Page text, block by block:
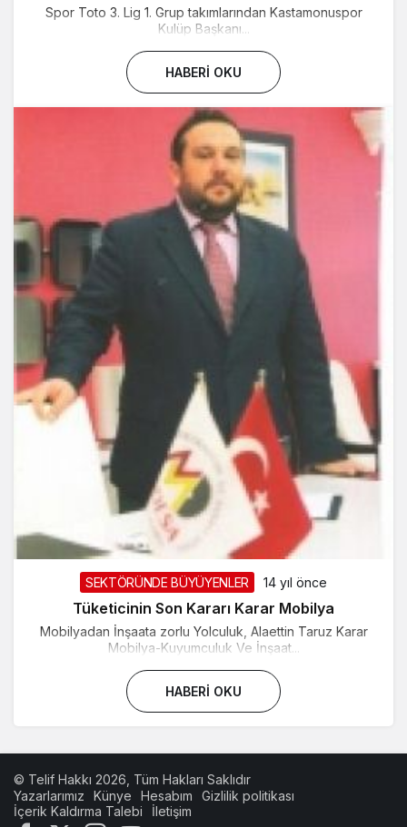
Spor Toto 3. Lig 1. Grup takımlarından Kastamonuspor
Kulüp Başkanı...
HABERI OKU
SEKTÖRÜNDE BÜYÜYENLER 14 yıl önce
Tüketicinin Son Kararı Karar Mobilya
Mobilyadan İnşaata zorlu Yolculuk, Alaettin Taruz Karar
Mobilya-Kuyumculuk Ve İnşaat...
HABERI OKU
© Telif Hakkı 2026, Tüm Hakları Saklıdır
Yazarlarımız
Künye Hesabım
Gizlilik politikası
İçerik Kaldırma Talebi
İletişim